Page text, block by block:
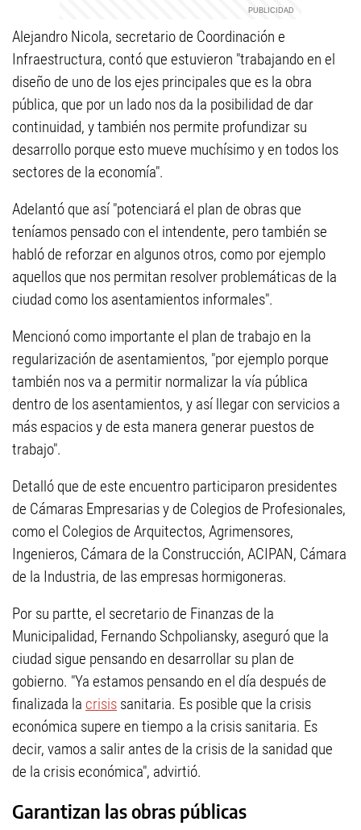
Alejandro Nicola, secretario de Coordinación e
Infraestructura, contó que estuvieron "trabajando en el
diseño de uno de los ejes principales que es la obra
pública, que por un lado nos da la posibilidad de dar
continuidad, y también nos permite profundizar su
desarrollo porque esto mueve muchísimo y en todos los
sectores de la economía".
Adelantó que así "potenciará el plan de obras que
teníamos pensado con el intendente, pero también se
habló de reforzar en algunos otros, como por ejemplo
aquellos que nos permitan resolver problemáticas de la
ciudad como los asentamientos informales".
Mencionó como importante el plan de trabajo en la
regularización de asentamientos, "por ejemplo porque
también nos va a permitir normalizar la vía pública
dentro de los asentamientos, y así llegar con servicios a
más espacios y de esta manera generar puestos de
trabajo".
Detalló que de este encuentro participaron presidentes
de Cámaras Empresarias y de Colegios de Profesionales,
como el Colegios de Arquitectos, Agrimensores,
Ingenieros, Cámara de la Construcción, ACIPAN, Cámara
de la Industria, de las empresas hormigoneras.
Por su partte, el secretario de Finanzas de la
Municipalidad, Fernando Schpoliansky, aseguró que la
ciudad sigue pensando en desarrollar su plan de
gobierno. "Ya estamos pensando en el día después de
finalizada la crisis sanitaria. Es posible que la crisis
económica supere en tiempo a la crisis sanitaria. Es
decir, vamos a salir antes de la crisis de la sanidad que
de la crisis económica", advirtió.
Garantizan las obras públicas